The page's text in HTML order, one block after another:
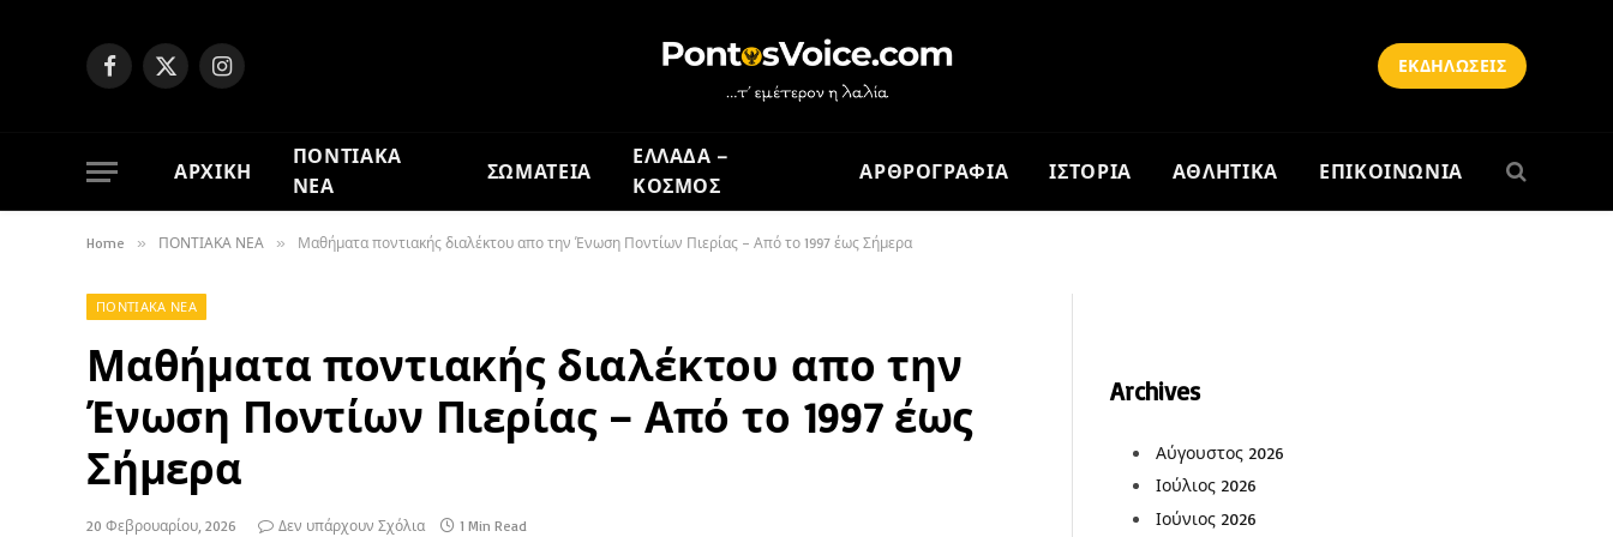
Facebook
X
Instagram
ΕΚΔΗΛΩΣΕΙΣ
ΑΡΧΙΚΗ
ΠΟΝΤΙΑΚΑ
ΝΕΑ
ΣΩΜΑΤΕΙΑ
ΕΛΛΑΔΑ –
ΚΟΣΜΟΣ
ΑΡΘΡΟΓΡΑΦΙΑ ΙΣΤΟΡΙΑ ΑΘΛΗΤΙΚΑ ΕΠΙΚΟΙΝΩΝΙΑ
Home » ΠΟΝΤΙΑΚΑ ΝΕΑ » Μαθήματα ποντιακής διαλέκτου απο την Ένωση Ποντίων Πιερίας – Από το 1997 έως Σήμερα
ΠΟΝΤΙΑΚΑ ΝΕΑ
Μαθήματα ποντιακής διαλέκτου απο την
Ένωση Ποντίων Πιερίας – Από το 1997 έως
Σήμερα
20 Φεβρουαρίου, 2026 Δεν υπάρχουν Σχόλια 1 Min Read
Archives
Αύγουστος 2026
Ιούλιος 2026
Ιούνιος 2026